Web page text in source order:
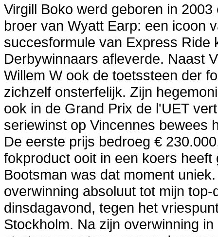
Virgill Boko werd geboren in
broer van Wyatt Earp: een icoon
succesformule van Express Ride
Derbywinnaars afleverde. Naast
Willem W ook de toetssteen der
zichzelf onsterfelijk. Zijn
ook in de Grand Prix de l'UET
seriewinst op Vincennes bewees
De eerste prijs bedroeg €
fokproduct ooit in een koers
Bootsman was dat moment
overwinning absoluut tot mijn
dinsdagavond, tegen het
Stockholm. Na zijn overwinning